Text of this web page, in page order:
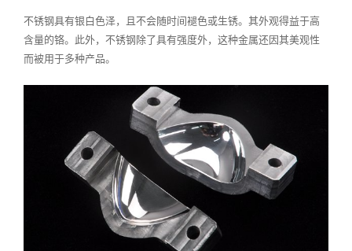
不锈钢具有银白色泽，且不会随时间褪色或生锈。其外观得益于高
含量的铬。此外，不锈钢除了具有强度外，这种金属还因其美观性
而被用于多种产品。